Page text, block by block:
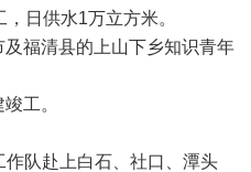
日供水1万立方米。
福清县的上山下乡知识青年
工。
队赴上白石、社口、潭头